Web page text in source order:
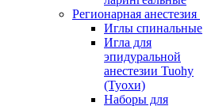
Регионарная анестезия
Иглы спинальные
Игла для
эпидуральной
анестезии Tuohy
(Туохи)
Наборы для